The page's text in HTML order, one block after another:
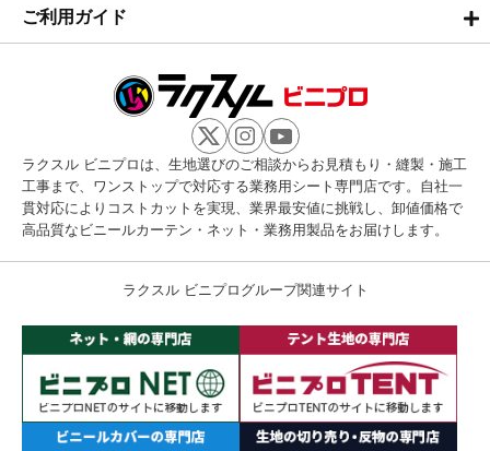
ご利用ガイド
ラクスル ビニプロは、生地選びのご相談からお見積もり・縫製・施工
工事まで、ワンストップで対応する業務用シート専門店です。自社一
貫対応によりコストカットを実現、業界最安値に挑戦し、卸値価格で
高品質なビニールカーテン・ネット・業務用製品をお届けします。
ラクスル ビニプログループ関連サイト